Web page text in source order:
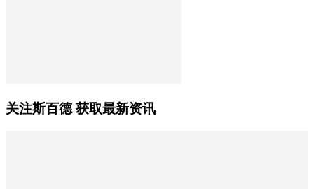
关注斯百德 获取最新资讯